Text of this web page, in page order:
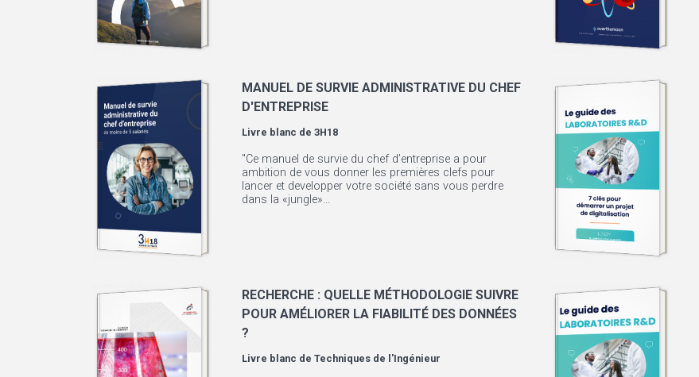
MANUEL DE SURVIE ADMINISTRATIVE DU CHEF
D'ENTREPRISE
Livre blanc de 3H18
"Ce manuel de survie du chef d’entreprise a pour
ambition de vous donner les premières clefs pour
lancer et developper votre société sans vous perdre
dans la «jungle»...
RECHERCHE : QUELLE MÉTHODOLOGIE SUIVRE
POUR AMÉLIORER LA FIABILITÉ DES DONNÉES
?
Livre blanc de Techniques de l'Ingénieur